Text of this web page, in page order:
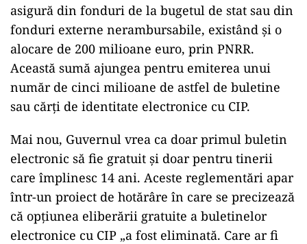
asigură din fonduri de la bugetul de stat sau din
fonduri externe nerambursabile, existând și o
alocare de 200 milioane euro, prin PNRR.
Această sumă ajungea pentru emiterea unui
număr de cinci milioane de astfel de buletine
sau cărţi de identitate electronice cu CIP.
Mai nou, Guvernul vrea ca doar primul buletin
electronic să fie gratuit și doar pentru tinerii
care împlinesc 14 ani. Aceste reglementări apar
într-un proiect de hotărâre în care se precizează
că opțiunea eliberării gratuite a buletinelor
electronice cu CIP „a fost eliminată. Care ar fi